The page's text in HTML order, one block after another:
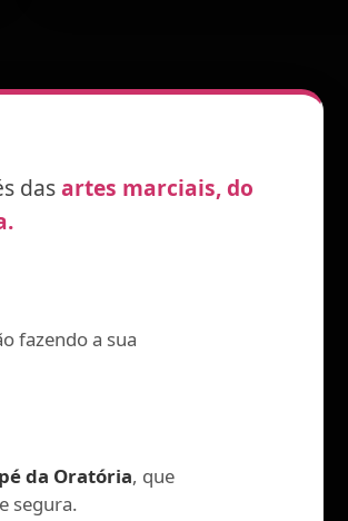
dasartes marciais, do
fazendo a sua
da Oratória, que
segura.